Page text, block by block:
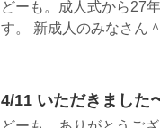
どーも。成人式から27
す。 新成人のみなさん
4/11 いただきました